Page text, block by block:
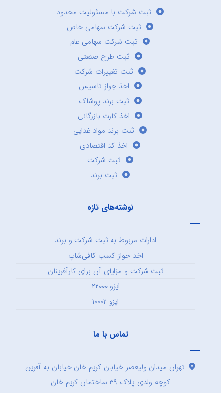
ثبت شرکت با مسئولیت محدود
ثبت شرکت سهامی خاص
ثبت شرکت سهامی عام
ثبت طرح صنعتی
ثبت تغییرات شرکت
اخذ جواز تاسیس
ثبت برند پوشاک
اخذ کارت بازرگانی
ثبت برند مواد غذایی
اخذ کد اقتصادی
ثبت شرکت
ثبت برند
نوشته‌های تازه
ادارات مربوط به ثبت شرکت و برند
اخذ جواز کسب کافی‌شاپ
ثبت شرکت و مزایای آن برای کارآفرینان
ایزو ۲۲۰۰۰
ایزو ۱۰۰۰۲
تماس با ما
تهران میدان ولیعصر خیابان کریم خان خیابان به آفرین
کوچه ولدی پلاک ۳۹ ساختمان کریم خان